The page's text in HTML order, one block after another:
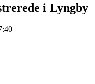
i Lyngby